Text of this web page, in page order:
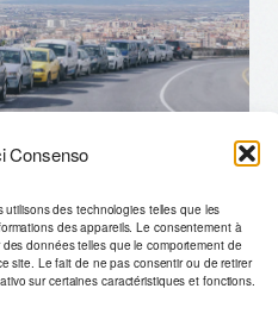
Consenso
utilisons des technologies telles que les
des appareils. Le consentement à
données telles que le comportement de
site. Le fait de ne pas consentir ou de retirer
sur certaines caractéristiques et fonctions.
de données